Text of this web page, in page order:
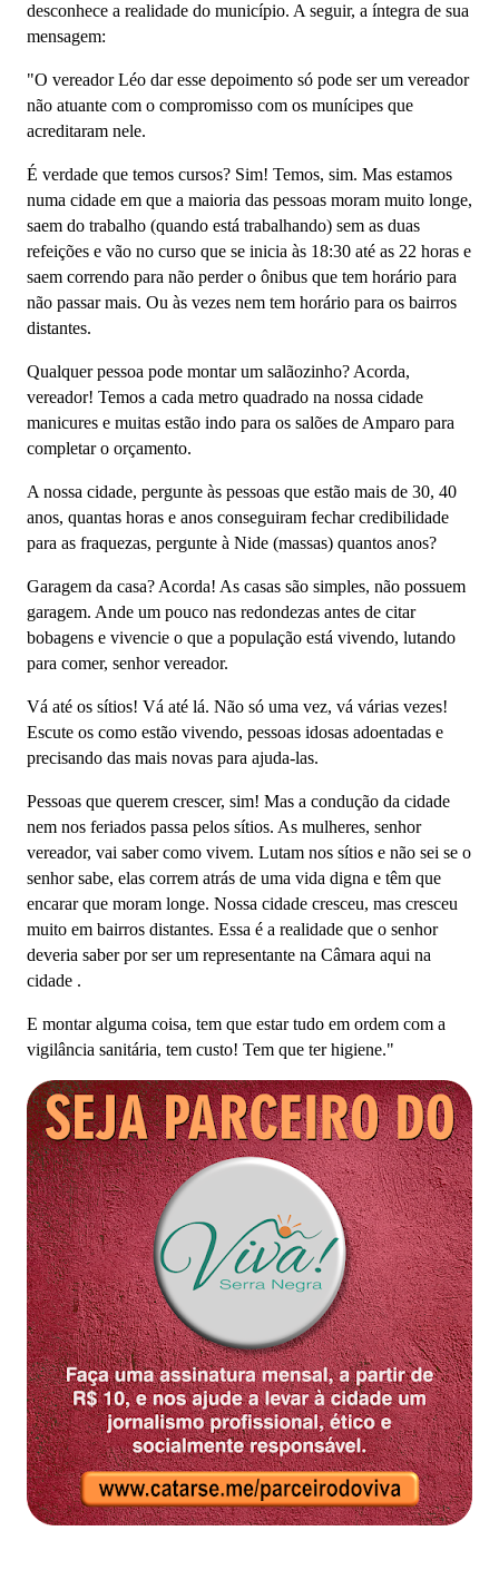
desconhece a realidade do município. A seguir, a íntegra de sua
mensagem:
"O vereador Léo dar esse depoimento só pode ser um vereador
não atuante com o compromisso com os munícipes que
acreditaram nele.
É verdade que temos cursos? Sim! Temos, sim. Mas estamos
numa cidade em que a maioria das pessoas moram muito longe,
saem do trabalho (quando está trabalhando) sem as duas
refeições e vão no curso que se inicia às 18:30 até as 22 horas e
saem correndo para não perder o ônibus que tem horário para
não passar mais. Ou às vezes nem tem horário para os bairros
distantes.
Qualquer pessoa pode montar um salãozinho? Acorda,
vereador! Temos a cada metro quadrado na nossa cidade
manicures e muitas estão indo para os salões de Amparo para
completar o orçamento.
A nossa cidade, pergunte às pessoas que estão mais de 30, 40
anos, quantas horas e anos conseguiram fechar credibilidade
para as fraquezas, pergunte à Nide (massas) quantos anos?
Garagem da casa? Acorda! As casas são simples, não possuem
garagem. Ande um pouco nas redondezas antes de citar
bobagens e vivencie o que a população está vivendo, lutando
para comer, senhor vereador.
Vá até os sítios! Vá até lá. Não só uma vez, vá várias vezes!
Escute os como estão vivendo, pessoas idosas adoentadas e
precisando das mais novas para ajuda-las.
Pessoas que querem crescer, sim! Mas a condução da cidade
nem nos feriados passa pelos sítios. As mulheres, senhor
vereador, vai saber como vivem. Lutam nos sítios e não sei se o
senhor sabe, elas correm atrás de uma vida digna e têm que
encarar que moram longe. Nossa cidade cresceu, mas cresceu
muito em bairros distantes. Essa é a realidade que o senhor
deveria saber por ser um representante na Câmara aqui na
cidade .
E montar alguma coisa, tem que estar tudo em ordem com a
vigilância sanitária, tem custo! Tem que ter higiene."